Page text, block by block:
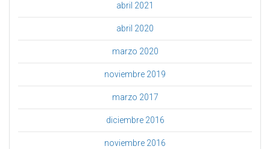
abril 2021
abril 2020
marzo 2020
noviembre 2019
marzo 2017
diciembre 2016
noviembre 2016